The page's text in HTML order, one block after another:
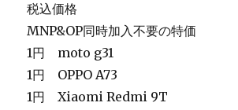
税込価格
MNP&OP同時加入不要の特価
1円 moto g31
1円 OPPO A73
1円 Xiaomi Redmi 9T